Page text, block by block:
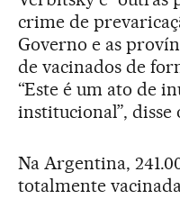
crime de
Governo e as
de vacinados de
“Este é um ato de
institucional”,
Na Argentina,
totalmente